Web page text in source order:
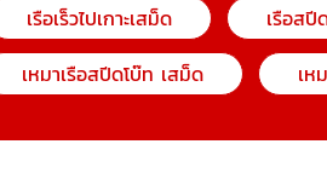
เรือเร็วไปเกาะเสม็ด
เรือสปี
เหมาเรือสปีดโบ๊ท เสม็ด
เห